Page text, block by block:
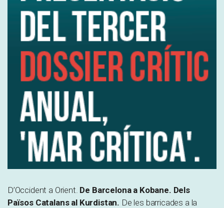
D’Occident a Orient. De Barcelona a Kobane. Dels
Països Catalans al Kurdistan. De les barricades a la